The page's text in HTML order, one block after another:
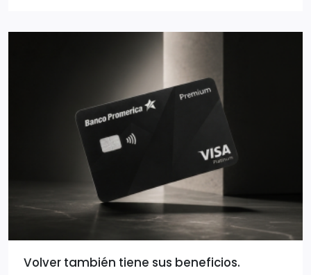
Volver también tiene sus beneficios.